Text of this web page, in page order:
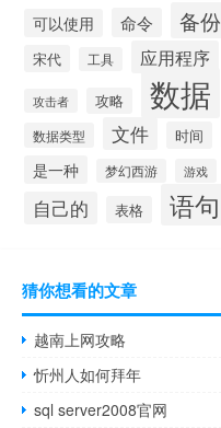
可以使用 命令 备份
宋代 工具 应用程序
攻击者 攻略 数据
数据类型 文件 时间
是一种
梦幻西游 游戏
自己的 表格 语句
猜你想看的文章
越南上网攻略
忻州人如何拜年
sql server2008官网